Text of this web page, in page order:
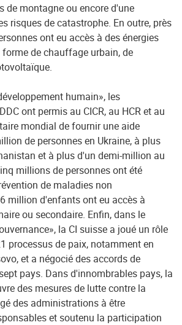
de montagne ou encore d'une
risques de catastrophe. En outre, près
ont eu accès à des énergies
de chauffage urbain, de
humain», les
ont permis au CICR, au HCR et au
mondial de fournir une aide
de personnes en Ukraine, à plus
et à plus d'un demi-million au
millions de personnes ont été
de maladies non
million d'enfants ont eu accès à
ou secondaire. Enfin, dans le
la CI suisse a joué un rôle
processus de paix, notamment en
et a négocié des accords de
pays. Dans d'innombrables pays, la
des mesures de lutte contre la
des administrations à être
et soutenu la participation